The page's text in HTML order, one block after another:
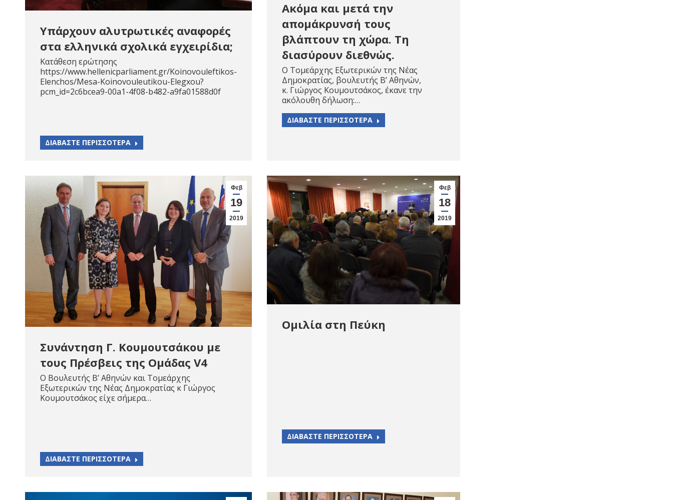
Υπάρχουν αλυτρωτικές αναφορές
στα ελληνικά σχολικά εγχειρίδια;
Κατάθεση ερώτησης
https://www.hellenicparliament.gr/Koinovouleftikos-
Elenchos/Mesa-Koinovouleutikou-Elegxou?
pcm_id=2c6bcea9-00a1-4f08-b482-a9fa01588d0f
ΔΙΑΒΑΣΤΕ ΠΕΡΙΣΣΟΤΕΡΑ
Ακόμα και μετά την
απομάκρυνσή τους
βλάπτουν τη χώρα. Τη
διασύρουν διεθνώς.
Ο Τομεάρχης Εξωτερικών της Νέας
Δημοκρατίας, βουλευτής Β’ Αθηνών,
κ. Γιώργος Κουμουτσάκος, έκανε την
ακόλουθη δήλωση:…
ΔΙΑΒΑΣΤΕ ΠΕΡΙΣΣΟΤΕΡΑ
Φεβ
19
2019
Συνάντηση Γ. Κουμουτσάκου με
τους Πρέσβεις της Ομάδας V4
O Βουλευτής Β’ Αθηνών και Τομεάρχης
Εξωτερικών της Νέας Δημοκρατίας κ Γιώργος
Κουμουτσάκος είχε σήμερα…
ΔΙΑΒΑΣΤΕ ΠΕΡΙΣΣΟΤΕΡΑ
Φεβ
18
2019
Ομιλία στη Πεύκη
ΔΙΑΒΑΣΤΕ ΠΕΡΙΣΣΟΤΕΡΑ